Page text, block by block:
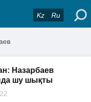
Kz Ru
Назарбаев
шу шықты